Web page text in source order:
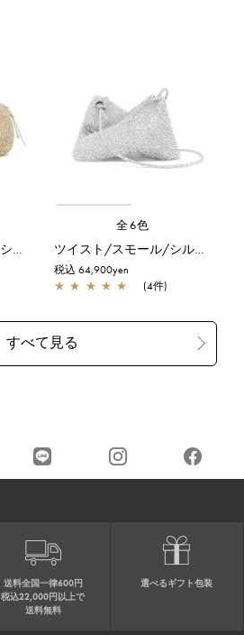
コンフェット/ラージ/シルバーゴールド
全6色
ツイスト/スモール/シルバー
税込 64,900yen
★ ★ ★ ★ ★ (4件)
送料全国一律600円
税込22,000円以上で
送料無料
選べるギフト包装